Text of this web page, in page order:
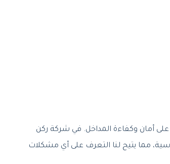
على أمان وكفاءة المداخل. في شركة ركن
مما يتيح لنا التعرف على أي مشكلات